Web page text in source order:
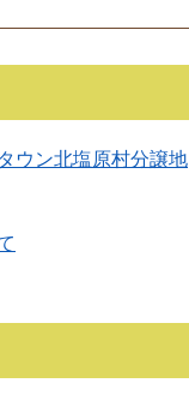
ウン北塩原村分譲地